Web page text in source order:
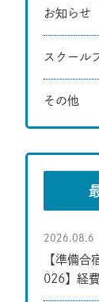
お知らせ
スクール
その他
【準備合
026】経
2026.08.6